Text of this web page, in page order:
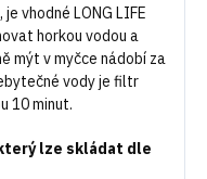
vhodné LONG LIFE
horkou vodou a
mýt v myčce nádobí za
vody je filtr
10 minut.
lze skládat dle